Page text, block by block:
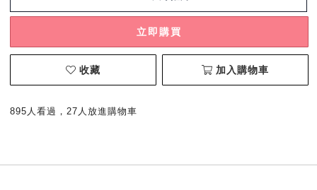
立即購買
收藏 加入購物車
895人看過，27人放進購物車